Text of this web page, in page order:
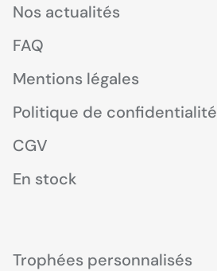
Nos actualités
FAQ
Mentions légales
Politique de confidentialité
CGV
En stock
Trophées personnalisés